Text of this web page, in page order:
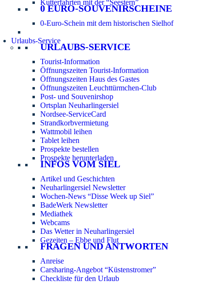
Kutterfahrten mit der “Seestern”
0 EURO-SOUVENIRSCHEINE
0-Euro-Schein mit dem historischen Sielhof
Urlaubs-Service
URLAUBS-SERVICE
Tourist-Information
Öffnungszeiten Tourist-Information
Öffnungszeiten Haus des Gastes
Öffnungszeiten Leuchttürmchen-Club
Post- und Souvenirshop
Ortsplan Neuharlingersiel
Nordsee-ServiceCard
Strandkorbvermietung
Wattmobil leihen
Tablet leihen
Prospekte bestellen
Prospekte herunterladen
INFOS VOM SIEL
Artikel und Geschichten
Neuharlingersiel Newsletter
Wochen-News “Disse Week up Siel”
BadeWerk Newsletter
Mediathek
Webcams
Das Wetter in Neuharlingersiel
Gezeiten – Ebbe und Flut
FRAGEN UND ANTWORTEN
Anreise
Carsharing-Angebot “Küstenstromer”
Checkliste für den Urlaub